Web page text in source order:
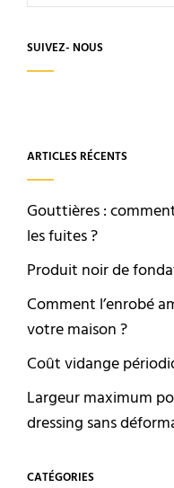
SUIVEZ- NOUS
ARTICLES RÉCENTS
Gouttières :
les fuites ?
Produit noir de
Comment l’enrobé
votre maison ?
Coût vidange
Largeur maximum
dressing sans
CATÉGORIES